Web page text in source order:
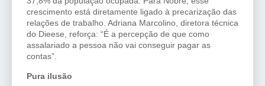
crescimento está diretamente ligado à precarização das
relações de trabalho. Adriana Marcolino, diretora técnica
do Dieese, reforça: “É a percepção de que como
assalariado a pessoa não vai conseguir pagar as
contas”.
Pura ilusão